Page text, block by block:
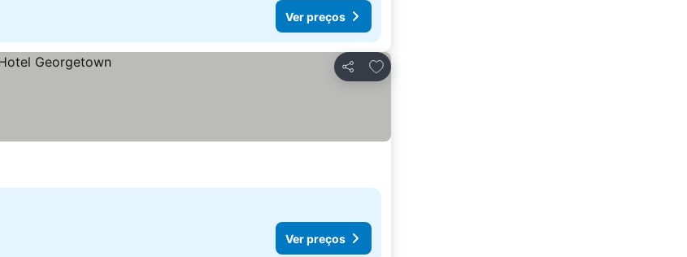
Ver preços
Partilhar
Adicionar aos favoritos
Ver preços